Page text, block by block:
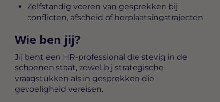
Zelfstandig voeren van gesprekken bij
conflicten, afscheid of herplaatsingstrajecten
Wie ben jij?
Jij bent een HR-professional die stevig in de
schoenen staat, zowel bij strategische
vraagstukken als in gesprekken die
gevoeligheid vereisen.